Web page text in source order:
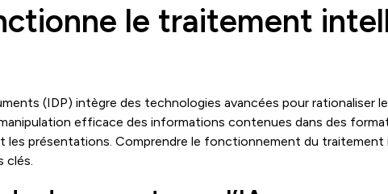
le traitement
(IDP) intègre des technologies avancées pour rationaliser
efficace des informations contenues dans des
les présentations. Comprendre le fonctionnement du
clés.